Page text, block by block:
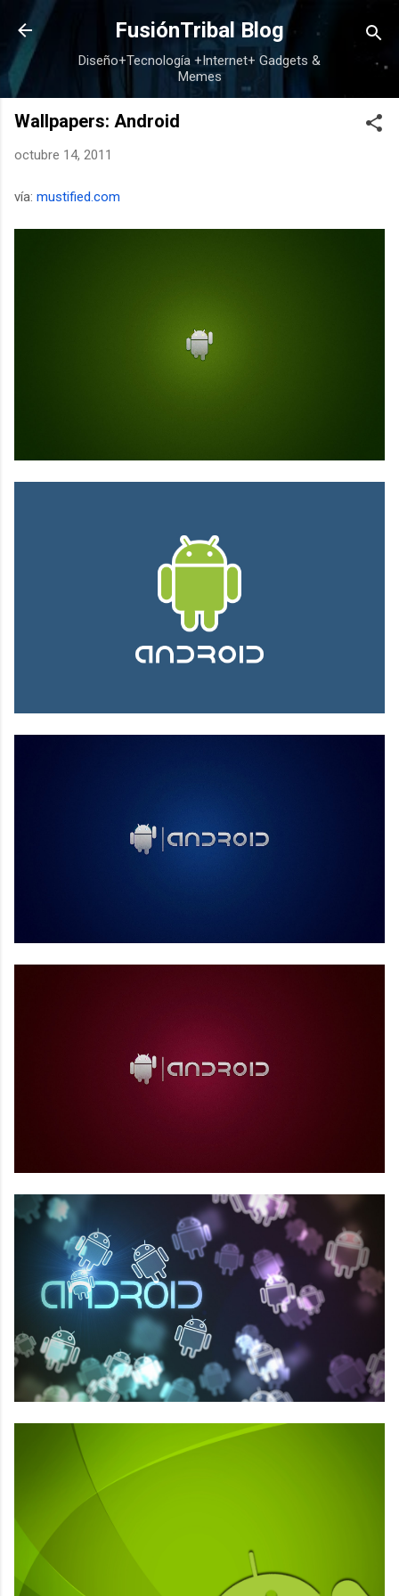
Ir al contenido principal
FusiónTribal Blog
Diseño+Tecnología +Internet+ Gadgets &
Memes
Wallpapers: Android
octubre 14, 2011
vía: mustified.com